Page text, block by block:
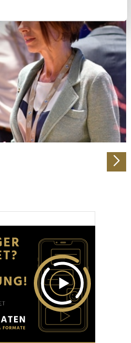
(Fingerprinting) identifizieren
wie Ihre persönlichen Daten
legen Sie Ihre Präferenzen im
fest.
um Inhalte und Anzeigen zu
für soziale Medien anbieten
auf unsere Website zu
geben wir Informationen zu Ihrer
an unsere Partner für
möglicherweise mit
die Sie ihnen bereitgestellt